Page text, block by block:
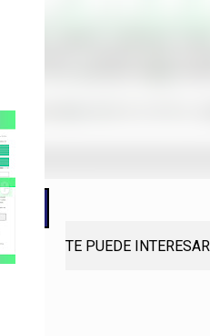
TE PUEDE INTERESAR